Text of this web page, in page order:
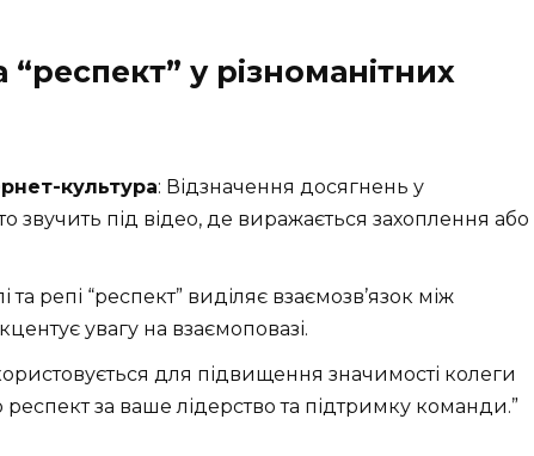
у різноманітних
культура: Відзначення досягнень у
звучить під відео, де виражається захоплення або
та репі “респект” виділяє взаємозв’язок між
увагу на взаємоповазі.
для підвищення значимості колеги
за ваше лідерство та підтримку команди.”